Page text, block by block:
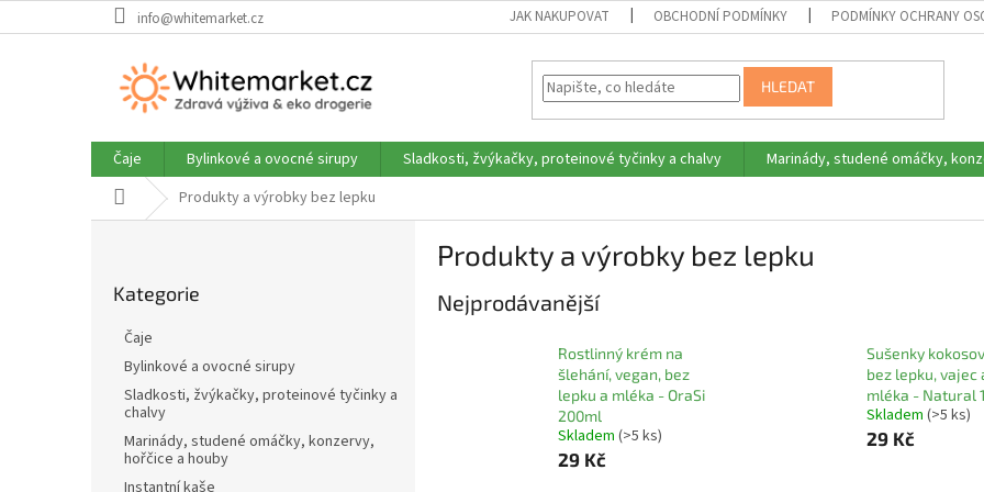
na
info@whitemarket.cz JAK NAKUPOVAT OBCHODNÍ PODMÍNKY PODMÍNKY OCHRANY
HLEDAT
Čaje Bylinkové a ovocné sirupy Sladkosti, žvýkačky, proteinové tyčinky a chalvy Marinády, studené omáčky,
Domů Produkty a výrobky bez lepku
kategorie
Kategorie
Čaje
Bylinkové a ovocné sirupy
Sladkosti, žvýkačky, proteinové tyčinky a
chalvy
Marinády, studené omáčky, konzervy,
hořčice a houby
Instantní kaše
Produkty a výrobky bez lepku
Nejprodávanější
Rostlinný krém na
šlehání, vegan, bez
lepku a mléka - OraSi
200ml
Skladem (>5 ks)
29 Kč
Sušenky
bez lepku, vajec
mléka - Natural
Skladem (>5 ks)
29 Kč